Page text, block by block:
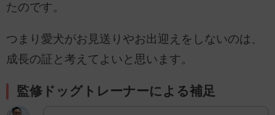
たのです。
つまり愛犬がお見送りやお出迎えをしないのは、
成長の証と考えてよいと思います。
監修ドッグトレーナーによる補足